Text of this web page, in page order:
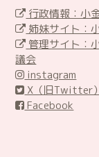
行政情報：小
姉妹サイト：
管理サイト：
議会
instagram
X（旧Twitter）
Facebook